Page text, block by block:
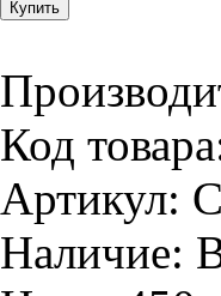
Код
Артикул:
Наличие: